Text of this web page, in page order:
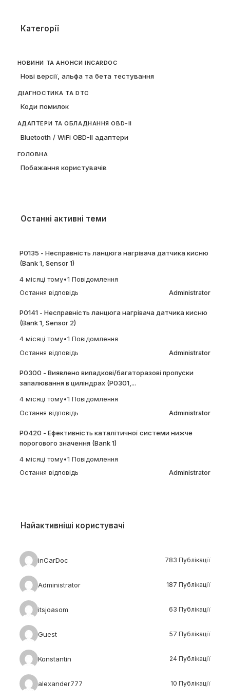
Категорії
НОВИНИ ТА АНОНСИ INCARDOC
Нові версії, альфа та бета тестування
ДІАГНОСТИКА ТА DTC
Коди помилок
АДАПТЕРИ ТА ОБЛАДНАННЯ OBD-II
Bluetooth / WiFi OBD-II адаптери
ГОЛОВНА
Побажання користувачів
Останні активні теми
P0135 - Несправність ланцюга нагрівача датчика кисню
(Bank 1, Sensor 1)
4 місяці тому•1 Повідомлення
Остання відповідь
Administrator
P0141 - Несправність ланцюга нагрівача датчика кисню
(Bank 1, Sensor 2)
4 місяці тому•1 Повідомлення
Остання відповідь
Administrator
P0300 - Виявлено випадкові/багаторазові пропуски
запалювання в циліндрах (P0301,...
4 місяці тому•1 Повідомлення
Остання відповідь
Administrator
P0420 - Ефективність каталітичної системи нижче
порогового значення (Bank 1)
4 місяці тому•1 Повідомлення
Остання відповідь
Administrator
Найактивніші користувачі
inCarDoc 783 Публікації
Administrator 187 Публікації
itsjoasom 63 Публікації
Guest 57 Публікації
Konstantin 24 Публікації
alexander777 10 Публікації